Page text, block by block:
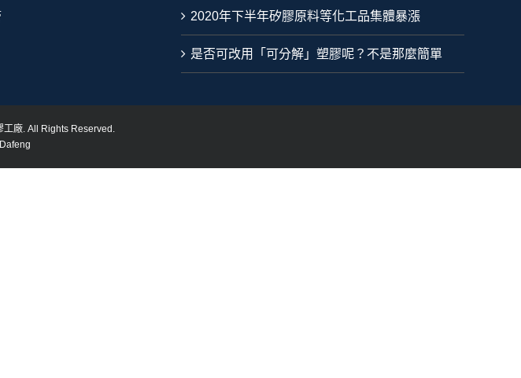
2020年下半年矽膠原料等化工品集體暴漲
是否可改用「可分解」塑膠呢？不是那麼簡單
廠. All Rights Reserved.